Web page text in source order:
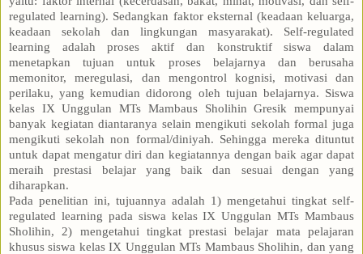
regulated learning). Sedangkan faktor eksternal (keadaan keluarga,
keadaan sekolah dan lingkungan masyarakat). Self-regulated
learning adalah proses aktif dan konstruktif siswa dalam
menetapkan tujuan untuk proses belajarnya dan berusaha
memonitor, meregulasi, dan mengontrol kognisi, motivasi dan
perilaku, yang kemudian didorong oleh tujuan belajarnya. Siswa
kelas IX Unggulan MTs Mambaus Sholihin Gresik mempunyai
banyak kegiatan diantaranya selain mengikuti sekolah formal juga
mengikuti sekolah non formal/diniyah. Sehingga mereka dituntut
untuk dapat mengatur diri dan kegiatannya dengan baik agar dapat
meraih prestasi belajar yang baik dan sesuai dengan yang
diharapkan.
Pada penelitian ini, tujuannya adalah 1) mengetahui tingkat self-
regulated learning pada siswa kelas IX Unggulan MTs Mambaus
Sholihin, 2) mengetahui tingkat prestasi belajar mata pelajaran
khusus siswa kelas IX Unggulan MTs Mambaus Sholihin, dan yang